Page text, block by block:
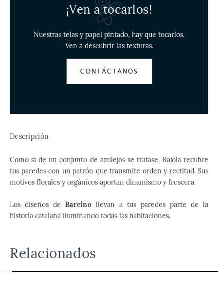
¡Ven a tocarlos!
Nuestras telas y papel pintado, hay que tocarlos.
Ven a descubrir las texturas.
CONTÁCTANOS
Descripción
Como si de un conjunto de azulejos se tratase, Rajola recubre
tus paredes con un patrón que transmite orden y rectitud. Sus
motivos florales y orgánicos aportan dinamismo y frescura.
Los diseños deBarcino llevan a tus paredes parte de la
historia catalana iluminando todas las habitaciones.
Relacionados